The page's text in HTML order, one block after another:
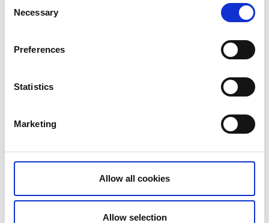
Selection
Necessary
Preferences
Statistics
Marketing
Allow all cookies
Allow selection
Vad:sandstrand vid Vättern, mitt i Hjo hamn.
Brygga:NEJ
WC:JA, inne på Guldkroksbadet samt i hamnen
JA, badhytter att hyra
Entré:gratis
JA, ner i Vättern